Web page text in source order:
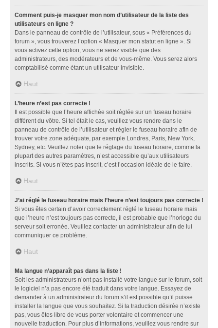
Comment puis-je masquer mon nom d’utilisateur de la liste des
utilisateurs en ligne ?
Dans le panneau de contrôle de l’utilisateur, sous « Préférences du
forum », vous trouverez l’option « Masquer mon statut en ligne ». Si
vous activez cette option, vous ne serez visible que des
administrateurs, des modérateurs et de vous-même. Vous serez alors
comptabilisé comme étant un utilisateur invisible.
Haut
L’heure n’est pas correcte !
Il est possible que l’heure affichée soit réglée sur un fuseau horaire
différent du vôtre. Si tel était le cas, veuillez vous rendre dans le
panneau de contrôle de l’utilisateur et régler le fuseau horaire afin de
trouver votre zone adéquate, par exemple Londres, Paris, New York,
Sydney, etc. Veuillez noter que le réglage du fuseau horaire, comme la
plupart des autres paramètres, n’est accessible qu’aux utilisateurs
inscrits. Si vous n’êtes pas inscrit, c’est l’occasion idéale de le faire.
Haut
J’ai réglé le fuseau horaire mais l’heure n’est toujours pas correcte !
Si vous êtes certain d’avoir correctement réglé le fuseau horaire mais
que l’heure n’est toujours pas correcte, il est probable que l’horloge du
serveur soit erronée. Veuillez contacter un administrateur afin de lui
communiquer ce problème.
Haut
Ma langue n’apparaît pas dans la liste !
Soit les administrateurs n’ont pas installé votre langue sur le forum, soit
le logiciel n’a pas encore été traduit dans votre langue. Essayez de
demander à un administrateur du forum s’il est possible qu’il puisse
installer la langue que vous souhaitez. Si la traduction désirée n’existe
pas, vous êtes libre de vous porter volontaire et commencer une
nouvelle traduction. Pour plus d’informations, veuillez vous rendre sur